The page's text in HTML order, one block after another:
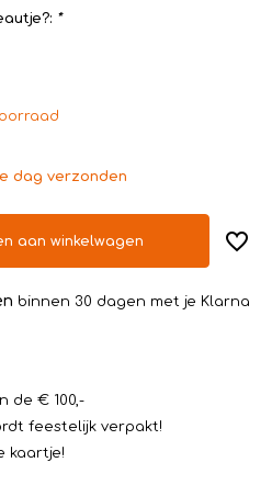
*
dag verzonden
aan winkelwagen
binnen 30 dagen met je Klarna
de € 100,-
feestelijk verpakt!
kaartje!